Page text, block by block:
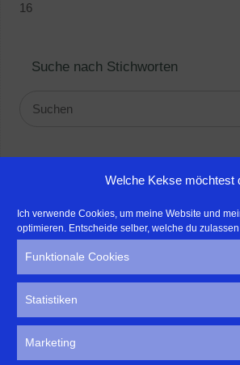
Welche Kekse möchtest
Ich verwende Cookies, um meine Website und
optimieren. Entscheide selber, welche du
Funktionale Cookies
Statistiken
Marketing
16
Suche nach Stichworten
- Für professionelle Fotografen, die ihre
Fokus rücken wollen, empfehle ich eine
Dr. Martina Mettner